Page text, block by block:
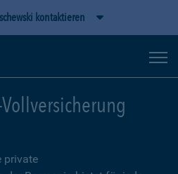
kontaktieren
private